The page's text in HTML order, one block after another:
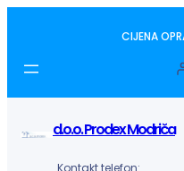
sadržaj
CIJENA
d.o.o. Prodex Modriča
Kontakt telefon: